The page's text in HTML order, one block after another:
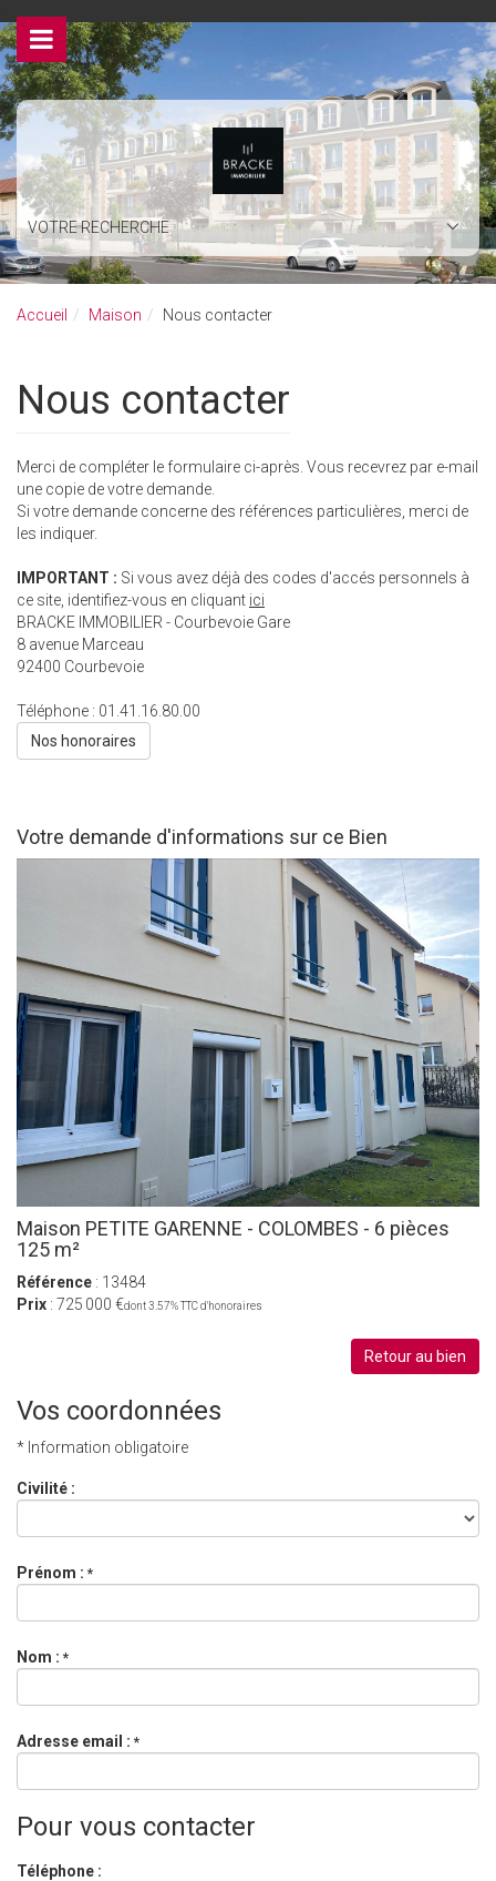
VOTRE RECHERCHE
Accueil Maison Nous contacter
Nous contacter
Merci de compléter le formulaire ci-après. Vous recevrez par e-mail
une copie de votre demande.
Si votre demande concerne des références particulières, merci de
les indiquer.
IMPORTANT : Si vous avez déjà des codes d'accés personnels à
ce site, identifiez-vous en cliquant ici
BRACKE IMMOBILIER - Courbevoie Gare
8 avenue Marceau
92400 Courbevoie
Téléphone : 01.41.16.80.00
Nos honoraires
Votre demande d'informations sur ce Bien
Maison PETITE GARENNE - COLOMBES - 6 pièces
125 m²
Référence : 13484
Prix : 725 000 €dont 3.57% TTC d'honoraires
Retour au bien
Vos coordonnées
* Information obligatoire
Civilité :
Prénom : *
Nom : *
Adresse email : *
Pour vous contacter
Téléphone :